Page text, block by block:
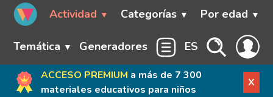
Actividad Categorías Por edad
Temática Generadores ES
ACCESO PREMIUM a más de 7 300
materiales educativos para niños
X